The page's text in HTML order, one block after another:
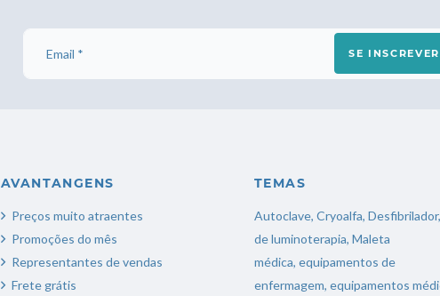
SE INSCREVER
AVANTANGENS
Preços muito atraentes
Promoções do mês
Representantes de vendas
Frete grátis
TEMAS
Autoclave, Cryoalfa, Desfibrilador
de luminoterapia, Maleta
médica, equipamentos de
enfermagem, equipamentos